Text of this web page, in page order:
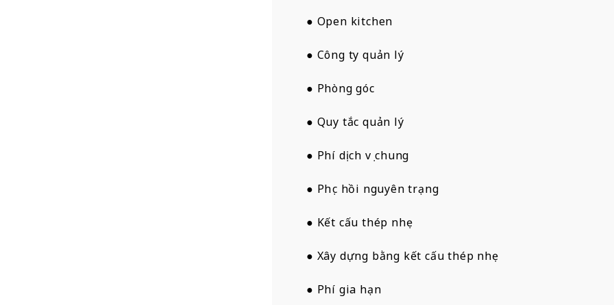
● Open kitchen
● Công ty quản lý
● Phòng góc
● Quy tắc quản lý
● Phí dịch vụ chung
● Phục hồi nguyên trạng
● Kết cấu thép nhẹ
● Xây dựng bằng kết cấu thép nhẹ
● Phí gia hạn